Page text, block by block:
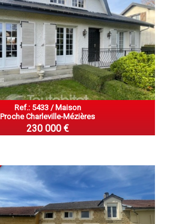
Ref.: 5433 / Maison
Proche Charleville-Mézières
230 000 €